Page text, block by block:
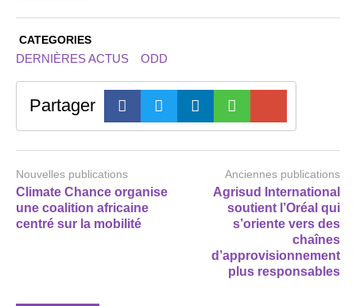
CATEGORIES
DERNIÈRES ACTUS ODD
Partager
Nouvelles publications
Climate Chance organise
une coalition africaine
centré sur la mobilité
Anciennes publications
Agrisud International
soutient l’Oréal qui
s’oriente vers des
chaînes
d’approvisionnement
plus responsables